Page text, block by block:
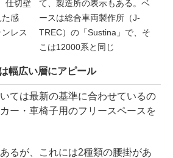
仕切壁
た感
レス
て、製造所の表示もある。ベ
ースは総合車両製作所（J-
TREC）の「Sustina」で、そ
こは12000系と同じ
幅広い層にアピール
ては最新の基準に合わせているの
ー・車椅子用のフリースペースを
るが、これには2種類の腰掛があ